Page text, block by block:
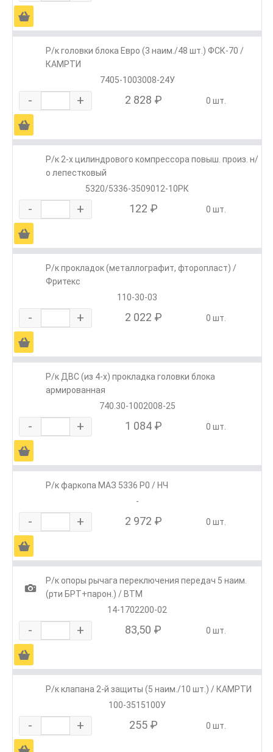
Ä
Р/к головки блока Евро (3 наим./48 шт.) ФСК-70 /
КАМРТИ
7405-1003008-24У
- + 2 828 ₽ 0 шт.
Ä
Р/к 2-х цилиндрового компрессора повыш. произ. н/
о лепестковый
5320/5336-3509012-10РК
- + 122 ₽ 0 шт.
Ä
Р/к прокладок (металлографит, фторопласт) /
Фритекс
110-30-03
- + 2 022 ₽ 0 шт.
Ä
Р/к ДВС (из 4-х) прокладка головки блока
армированная
740.30-1002008-25
- + 1 084 ₽ 0 шт.
Ä
Р/к фаркопа МАЗ 5336 Р0 / НЧ
-
- + 2 972 ₽ 0 шт.
Ä
1
Р/к опоры рычага переключения передач 5 наим.
(рти БРТ+парон.) / ВТМ
14-1702200-02
- + 83,50 ₽ 0 шт.
Ä
Р/к клапана 2-й защиты (5 наим./10 шт.) / КАМРТИ
100-3515100У
- + 255 ₽ 0 шт.